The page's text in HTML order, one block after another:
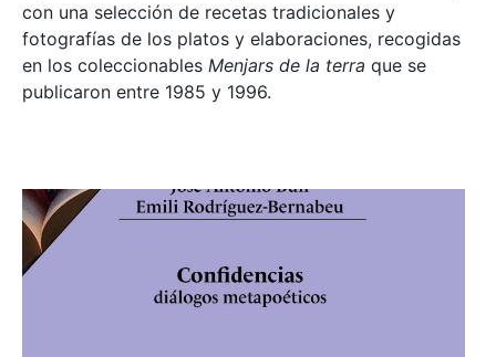
con una selección de recetas tradicionales y
fotografías de los platos y elaboraciones, recogidas
en los coleccionables Menjars de la terra que se
publicaron entre 1985 y 1996.